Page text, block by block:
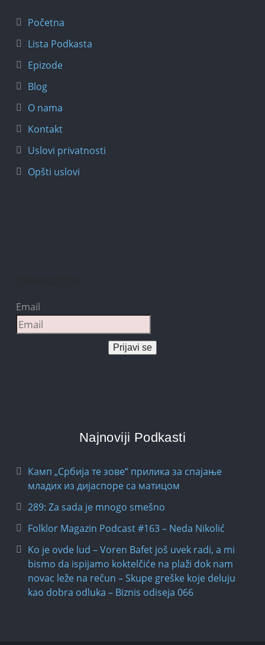
Početna
Lista Podkasta
Epizode
Blog
O nama
Kontakt
Uslovi privatnosti
Opšti uslovi
Email
Prijavi se
Najnoviji Podkasti
Камп „Србија те зове“ прилика за спајање
младих из дијаспоре са матицом
289: Za sada je mnogo smešno
Folklor Magazin Podcast #163 – Neda Nikolić
Ko je ovde lud – Voren Bafet još uvek radi, a mi
bismo da ispijamo koktelčiće na plaži dok nam
novac leže na rečun – Skupe greške koje deluju
kao dobra odluka – Biznis odiseja 066